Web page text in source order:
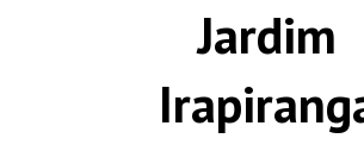
Jardim